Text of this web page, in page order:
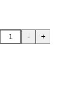
-
+